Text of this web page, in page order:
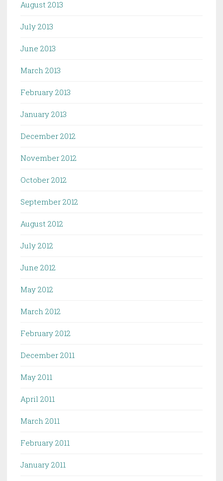
August 2013
July 2013
June 2013
March 2013
February 2013
January 2013
December 2012
November 2012
October 2012
September 2012
August 2012
July 2012
June 2012
May 2012
March 2012
February 2012
December 2011
May 2011
April 2011
March 2011
February 2011
January 2011